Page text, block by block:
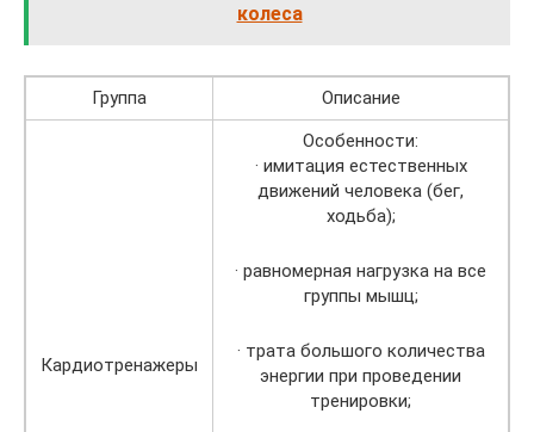
колеса
Группа Описание
Кардиотренажеры
Особенности:
· имитация естественных
движений человека (бег,
ходьба);
· равномерная нагрузка на все
группы мышц;
· трата большого количества
энергии при проведении
тренировки;